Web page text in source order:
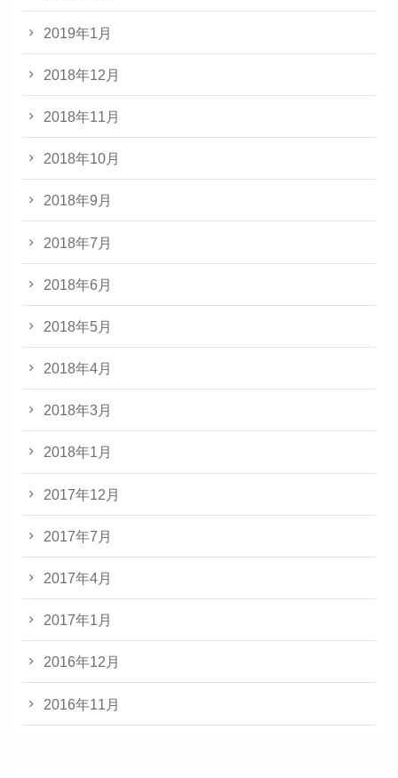
2019年1月
2018年12月
2018年11月
2018年10月
2018年9月
2018年7月
2018年6月
2018年5月
2018年4月
2018年3月
2018年1月
2017年12月
2017年7月
2017年4月
2017年1月
2016年12月
2016年11月